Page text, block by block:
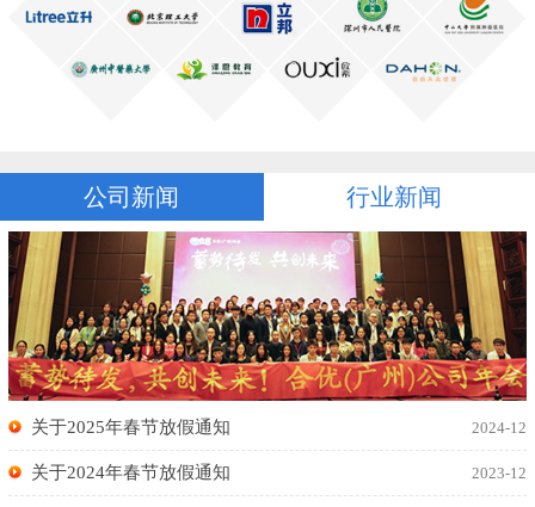
公司新闻 行业新闻
关于2025年春节放假通知 2024-12
关于2024年春节放假通知 2023-12